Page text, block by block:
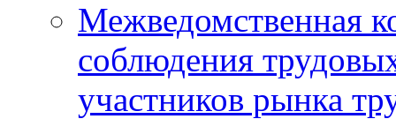
Межведомственная
соблюдения
участников рынка